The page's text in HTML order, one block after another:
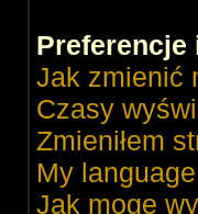
Preferencje
Jak zmienić
Czasy
Zmieniłem
My
Jak mogę